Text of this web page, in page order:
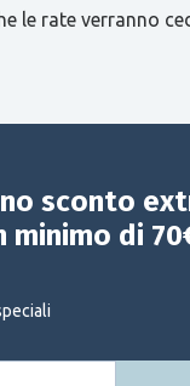
rate verranno
sconto
minimo di